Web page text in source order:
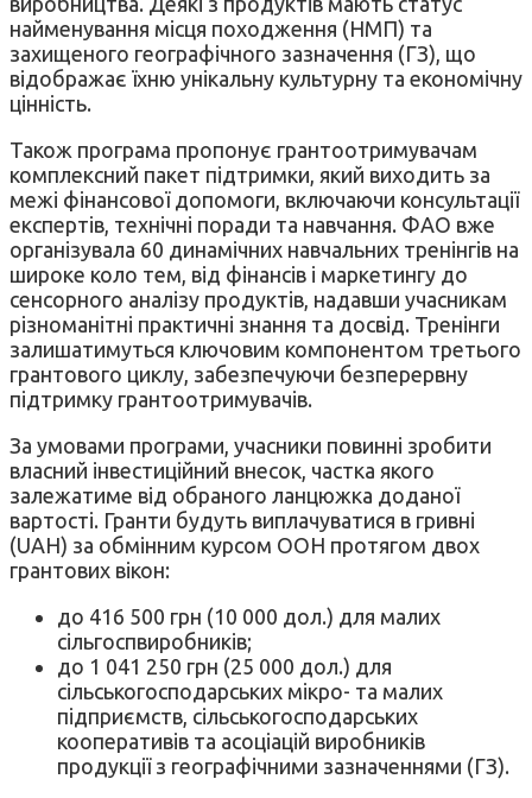
найменування місця походження (НМП) та
захищеного географічного зазначення (ГЗ), що
відображає їхню унікальну культурну та економічну
цінність.
Також програма пропонує грантоотримувачам
комплексний пакет підтримки, який виходить за
межі фінансової допомоги, включаючи консультації
експертів, технічні поради та навчання. ФАО вже
організувала 60 динамічних навчальних тренінгів на
широке коло тем, від фінансів і маркетингу до
сенсорного аналізу продуктів, надавши учасникам
різноманітні практичні знання та досвід. Тренінги
залишатимуться ключовим компонентом третього
грантового циклу, забезпечуючи безперервну
підтримку грантоотримувачів.
За умовами програми, учасники повинні зробити
власний інвестиційний внесок, частка якого
залежатиме від обраного ланцюжка доданої
вартості. Гранти будуть виплачуватися в гривні
(UAH) за обмінним курсом ООН протягом двох
грантових вікон:
до 416 500 грн (10 000 дол.) для малих
сільгоспвиробників;
до 1 041 250 грн (25 000 дол.) для
сільськогосподарських мікро- та малих
підприємств, сільськогосподарських
кооперативів та асоціацій виробників
продукції з географічними зазначеннями (ГЗ).